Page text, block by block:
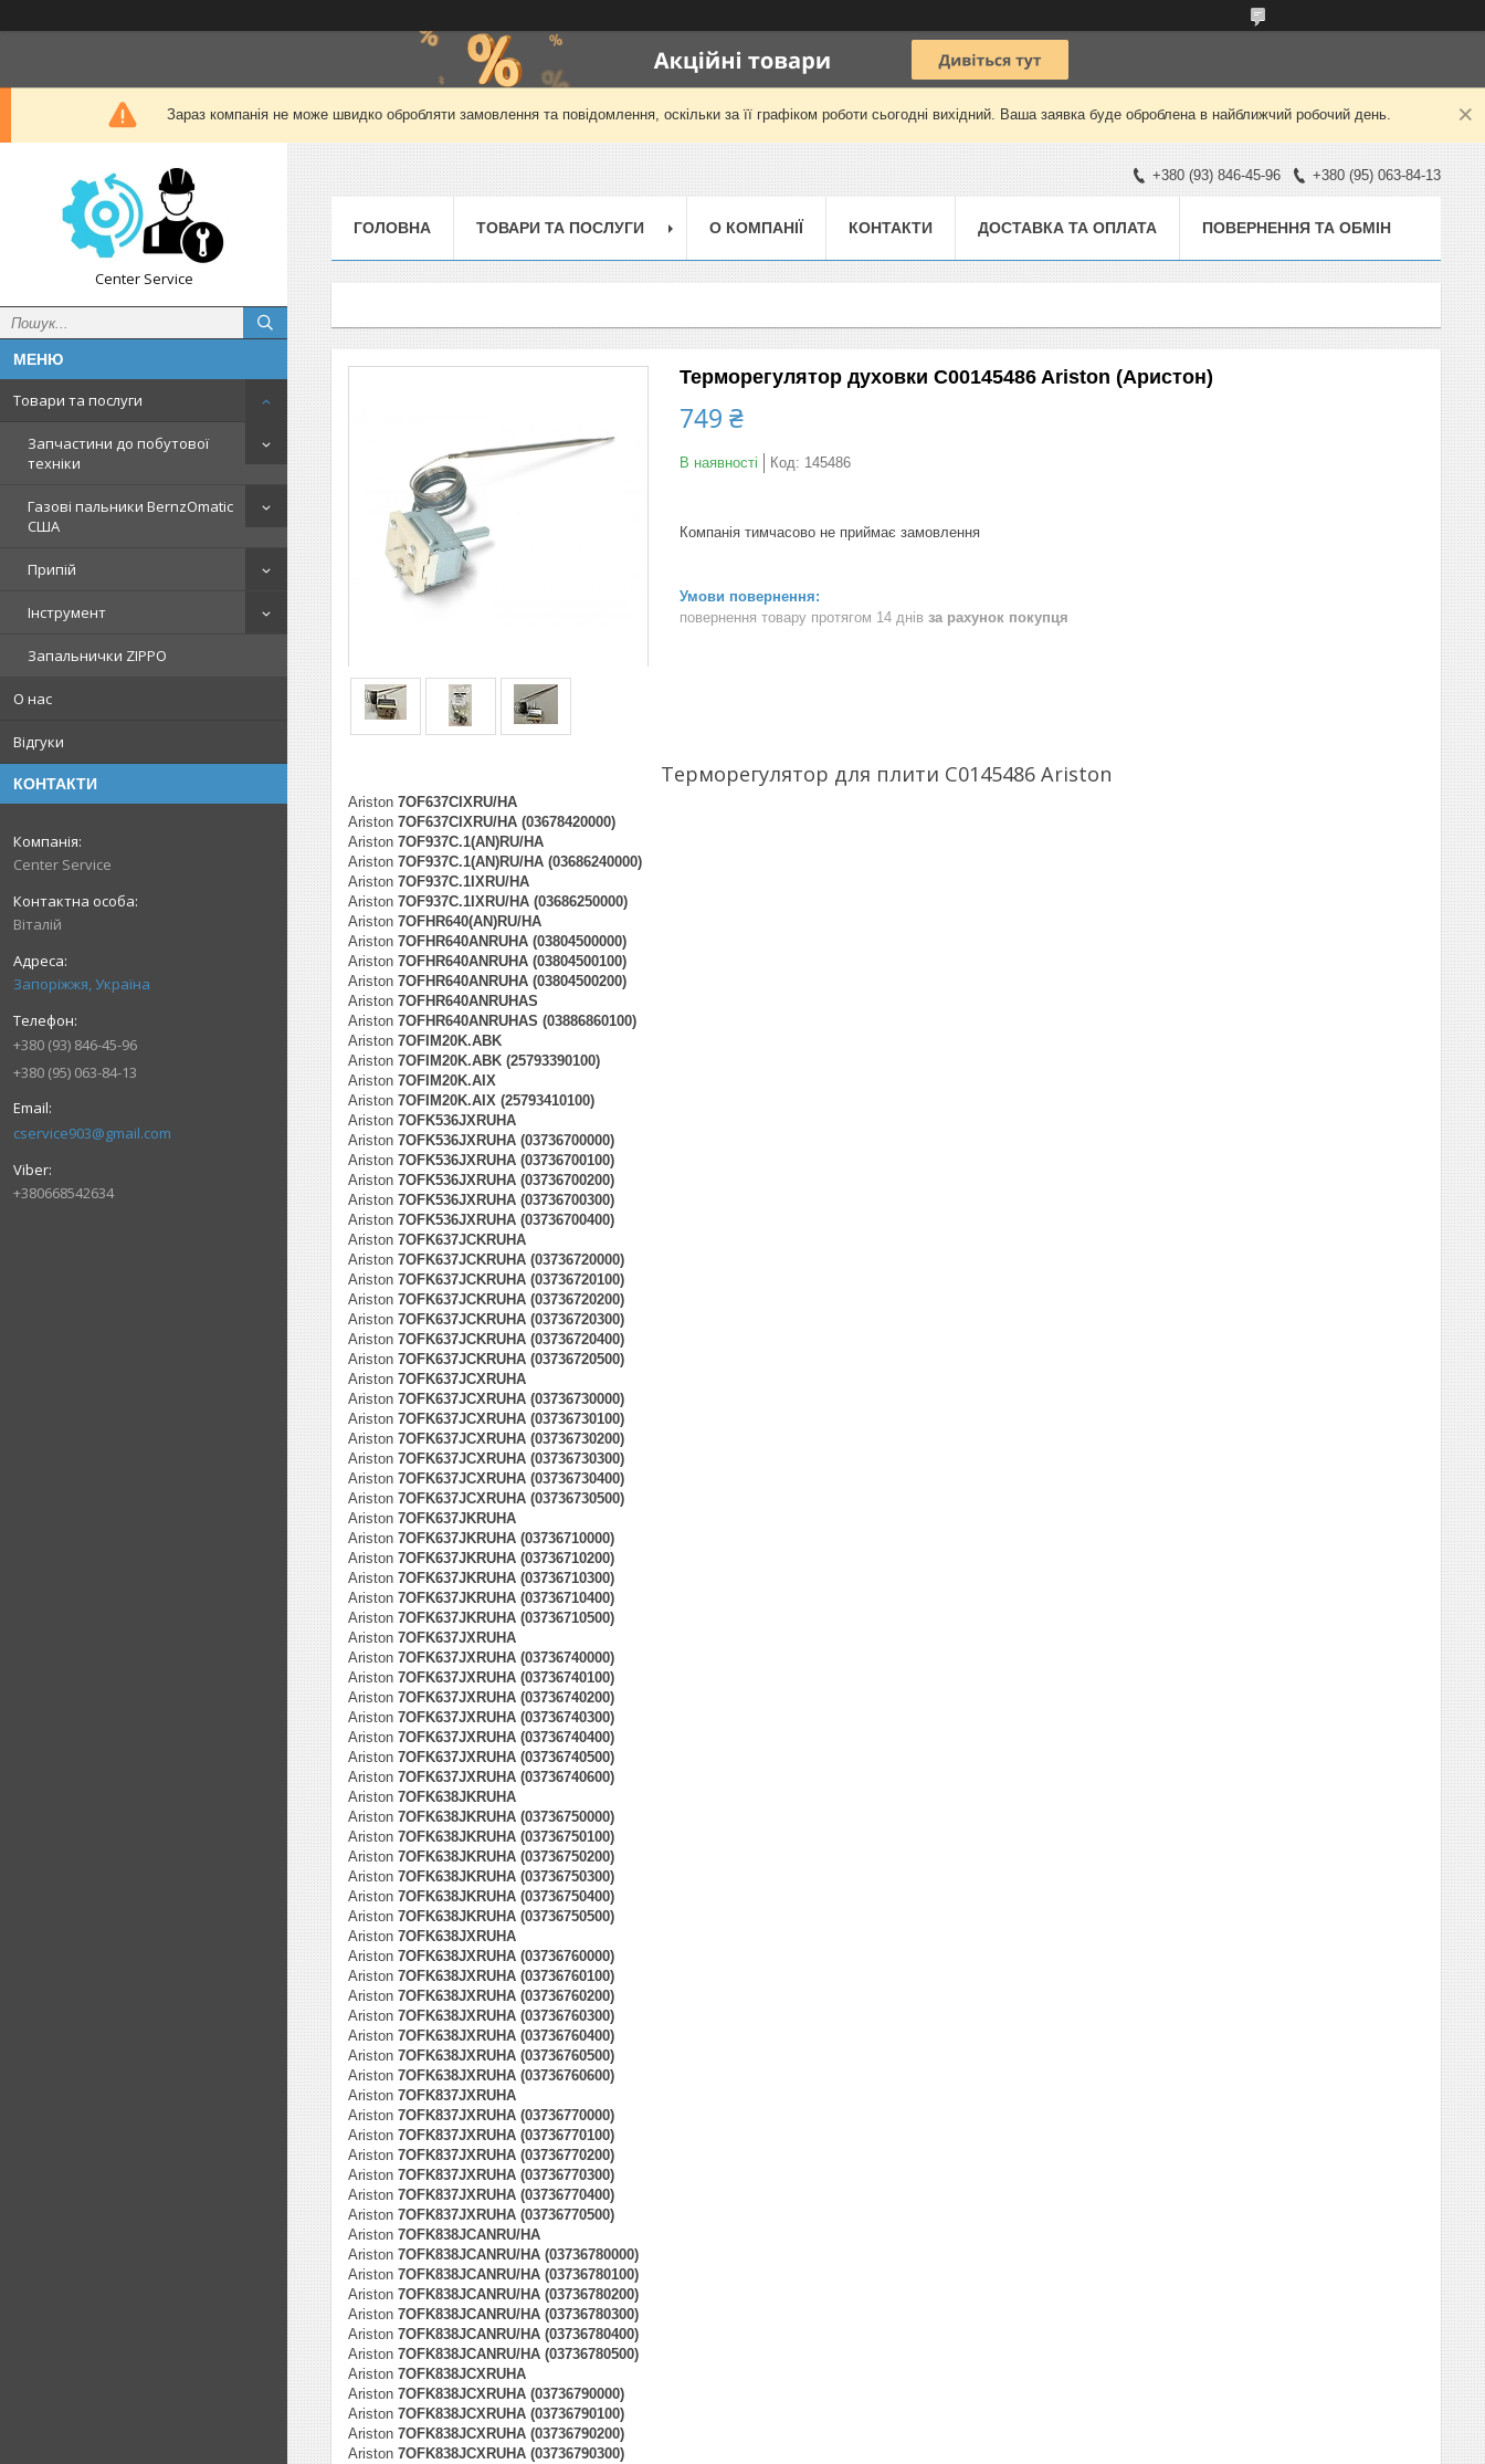
Зараз компанія не може швидко обробляти замовлення та повідомлення, оскільки за її графіком роботи сьогодні вихідний. Ваша заявка буде оброблена в найближчий робочий день.
Center Service
Товари та послуги
Запчастини до побутової
техніки
Газові пальники BernzOmatic
США
Припій
Інструмент
Запальнички ZIPPO
О нас
Відгуки
КОНТАКТИ
Center Service
Віталій
Запоріжжя, Україна
+380 (93) 846-45-96
+380 (95) 063-84-13
cservice903@gmail.com
+380668542634
+380 (93) 846-45-96 +380 (95) 063-84-13
ГОЛОВНА ТОВАРИ ТА ПОСЛУГИ О КОМПАНІЇ КОНТАКТИ ДОСТАВКА ТА ОПЛАТА ПОВЕРНЕННЯ ТА ОБМІН
Терморегулятор духовки C00145486 Ariston (Аристон)
749 ₴
В наявності Код: 145486
Компанія тимчасово не приймає замовлення
повернення товару протягом 14 днів за рахунок покупця
Терморегулятор для плити C0145486 Ariston
Ariston 7OF637CIXRU/HA
Ariston 7OF637CIXRU/HA (03678420000)
Ariston 7OF937C.1(AN)RU/HA
Ariston 7OF937C.1(AN)RU/HA (03686240000)
Ariston 7OF937C.1IXRU/HA
Ariston 7OF937C.1IXRU/HA (03686250000)
Ariston 7OFHR640(AN)RU/HA
Ariston 7OFHR640ANRUHA (03804500000)
Ariston 7OFHR640ANRUHA (03804500100)
Ariston 7OFHR640ANRUHA (03804500200)
Ariston 7OFHR640ANRUHAS
Ariston 7OFHR640ANRUHAS (03886860100)
Ariston 7OFIM20K.ABK
Ariston 7OFIM20K.ABK (25793390100)
Ariston 7OFIM20K.AIX
Ariston 7OFIM20K.AIX (25793410100)
Ariston 7OFK536JXRUHA
Ariston 7OFK536JXRUHA (03736700000)
Ariston 7OFK536JXRUHA (03736700100)
Ariston 7OFK536JXRUHA (03736700200)
Ariston 7OFK536JXRUHA (03736700300)
Ariston 7OFK536JXRUHA (03736700400)
Ariston 7OFK637JCKRUHA
Ariston 7OFK637JCKRUHA (03736720000)
Ariston 7OFK637JCKRUHA (03736720100)
Ariston 7OFK637JCKRUHA (03736720200)
Ariston 7OFK637JCKRUHA (03736720300)
Ariston 7OFK637JCKRUHA (03736720400)
Ariston 7OFK637JCKRUHA (03736720500)
Ariston 7OFK637JCXRUHA
Ariston 7OFK637JCXRUHA (03736730000)
Ariston 7OFK637JCXRUHA (03736730100)
Ariston 7OFK637JCXRUHA (03736730200)
Ariston 7OFK637JCXRUHA (03736730300)
Ariston 7OFK637JCXRUHA (03736730400)
Ariston 7OFK637JCXRUHA (03736730500)
Ariston 7OFK637JKRUHA
Ariston 7OFK637JKRUHA (03736710000)
Ariston 7OFK637JKRUHA (03736710200)
Ariston 7OFK637JKRUHA (03736710300)
Ariston 7OFK637JKRUHA (03736710400)
Ariston 7OFK637JKRUHA (03736710500)
Ariston 7OFK637JXRUHA
Ariston 7OFK637JXRUHA (03736740000)
Ariston 7OFK637JXRUHA (03736740100)
Ariston 7OFK637JXRUHA (03736740200)
Ariston 7OFK637JXRUHA (03736740300)
Ariston 7OFK637JXRUHA (03736740400)
Ariston 7OFK637JXRUHA (03736740500)
Ariston 7OFK637JXRUHA (03736740600)
Ariston 7OFK638JKRUHA
Ariston 7OFK638JKRUHA (03736750000)
Ariston 7OFK638JKRUHA (03736750100)
Ariston 7OFK638JKRUHA (03736750200)
Ariston 7OFK638JKRUHA (03736750300)
Ariston 7OFK638JKRUHA (03736750400)
Ariston 7OFK638JKRUHA (03736750500)
Ariston 7OFK638JXRUHA
Ariston 7OFK638JXRUHA (03736760000)
Ariston 7OFK638JXRUHA (03736760100)
Ariston 7OFK638JXRUHA (03736760200)
Ariston 7OFK638JXRUHA (03736760300)
Ariston 7OFK638JXRUHA (03736760400)
Ariston 7OFK638JXRUHA (03736760500)
Ariston 7OFK638JXRUHA (03736760600)
Ariston 7OFK837JXRUHA
Ariston 7OFK837JXRUHA (03736770000)
Ariston 7OFK837JXRUHA (03736770100)
Ariston 7OFK837JXRUHA (03736770200)
Ariston 7OFK837JXRUHA (03736770300)
Ariston 7OFK837JXRUHA (03736770400)
Ariston 7OFK837JXRUHA (03736770500)
Ariston 7OFK838JCANRU/HA
Ariston 7OFK838JCANRU/HA (03736780000)
Ariston 7OFK838JCANRU/HA (03736780100)
Ariston 7OFK838JCANRU/HA (03736780200)
Ariston 7OFK838JCANRU/HA (03736780300)
Ariston 7OFK838JCANRU/HA (03736780400)
Ariston 7OFK838JCANRU/HA (03736780500)
Ariston 7OFK838JCXRUHA
Ariston 7OFK838JCXRUHA (03736790000)
Ariston 7OFK838JCXRUHA (03736790100)
Ariston 7OFK838JCXRUHA (03736790200)
Ariston 7OFK838JCXRUHA (03736790300)